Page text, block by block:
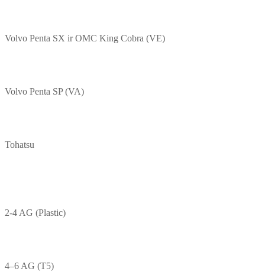
Volvo Penta SX ir OMC King Cobra (VE)
Volvo Penta SP (VA)
Tohatsu
2-4 AG (Plastic)
4–6 AG (T5)